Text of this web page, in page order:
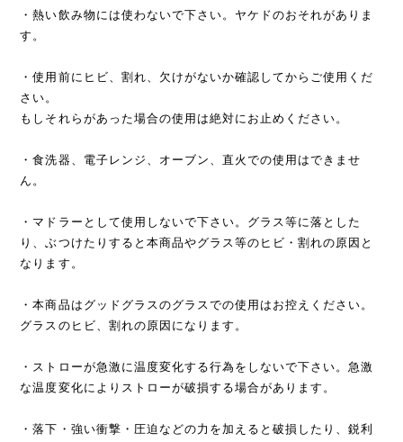
・熱い飲み物には使わないで下さい。ヤケドのおそれがありま
す。
・使用前にヒビ、割れ、欠けがないか確認してからご使用くだ
さい。
もしそれらがあった場合の使用は絶対にお止めください。
・食洗器、電子レンジ、オーブン、直火での使用はできませ
ん。
・マドラーとして使用しないで下さい。グラス等に落とした
り、ぶつけたりすると本商品やグラス等のヒビ・割れの原因と
なります。
・本商品はグッドグラスのグラスでの使用はお控えください。
グラスのヒビ、割れの原因になります。
・ストローが急激に温度変化する行為をしないで下さい。急激
な温度変化によりストローが破損する場合があります。
・落下・強い衝撃・圧迫などの力を加えると破損したり、鋭利